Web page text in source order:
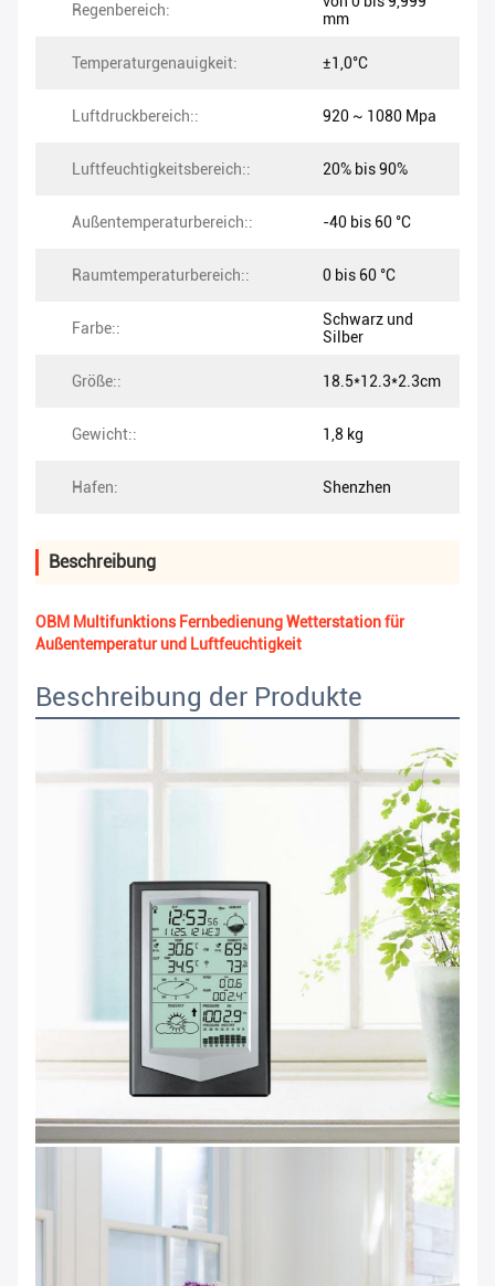
Regenbereich:
mm
Temperaturgenauigkeit: ±1,0°C
Luftdruckbereich:: 920 ~ 1080 Mpa
Luftfeuchtigkeitsbereich:: 20% bis 90%
Außentemperaturbereich:: -40 bis 60 °C
Raumtemperaturbereich:: 0 bis 60 °C
Farbe::
Schwarz und
Silber
Größe:: 18.5*12.3*2.3cm
Gewicht:: 1,8 kg
Hafen: Shenzhen
Beschreibung
OBM Multifunktions Fernbedienung Wetterstation für
Außentemperatur und Luftfeuchtigkeit
Beschreibung der Produkte